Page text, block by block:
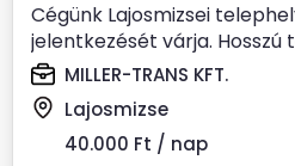
Cégünk Lajosmizsei
jelentkezését várja. Hosszú
Ponyvás...
MILLER-TRANS KFT.
Lajosmizse
40.000 Ft / nap